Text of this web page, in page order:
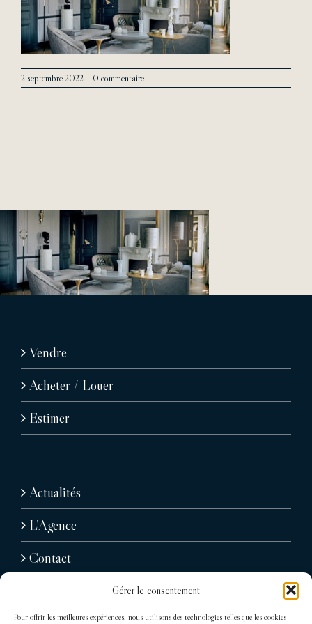
Gérer le consentement
Pour offrir les meilleures expériences, nous utilisons des technologies telles que les cookies
2 septembre 2022 | 0 commentaire
Vendre
Acheter / Louer
Estimer
Actualités
L’Agence
Contact